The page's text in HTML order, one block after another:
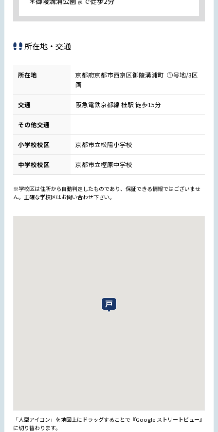
所在地・交通
所在地
京都府京都市西京区御陵溝浦町 ①号地/3区
画
交通 阪急電鉄京都線 桂駅 徒歩15分
その他交通
小学校校区 京都市立松陽小学校
中学校校区 京都市立樫原中学校
※学校区は住所から自動判定したものであり、保証できる情報ではございませ
ん。正確な学校区はお問い合わせ下さい。
「人型アイコン」を地図上にドラッグすることで『Google ストリートビュー』
に切り替わります。